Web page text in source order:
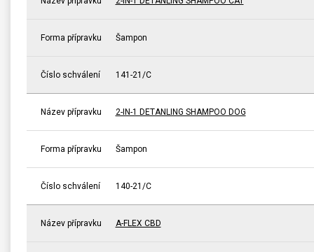
Forma přípravku Šampon
Číslo schválení 141-21/C
Název přípravku 2-IN-1 DETANLING SHAMPOO DOG
Forma přípravku Šampon
Číslo schválení 140-21/C
Název přípravku A-FLEX CBD